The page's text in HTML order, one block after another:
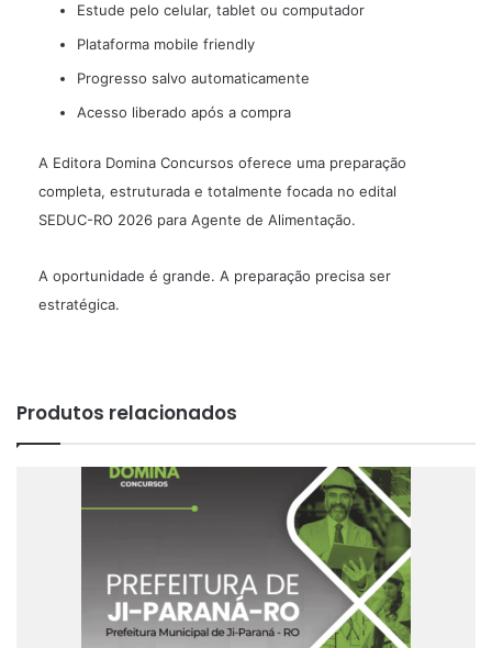
Estude pelo celular, tablet ou computador
Plataforma mobile friendly
Progresso salvo automaticamente
Acesso liberado após a compra
A Editora Domina Concursos oferece uma preparação
completa, estruturada e totalmente focada no edital
SEDUC-RO 2026 para Agente de Alimentação.
A oportunidade é grande. A preparação precisa ser
estratégica.
Produtos relacionados